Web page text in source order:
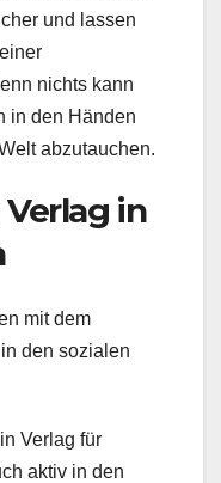
und lassen
nichts kann
in den Händen
abzutauchen.
in
mit dem
den sozialen
Verlag für
aktiv in den